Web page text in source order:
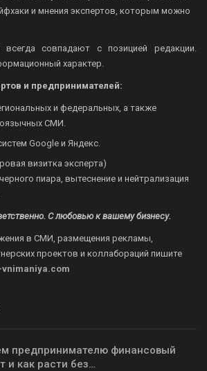
и мнения экспертов, которым можно
совпадают с позицией редакции.
характер.
и предпринимателей:
и федеральных, а также
СМИ.
Google и Яндекс.
визитка эксперта)
пиара, вытеснение и нейтрализация
С любовью к вашему бизнесу.
в СМИ, размещения рекламы,
проектов и коллабораций пишите
предпринимателю финансовый
и как расти без…